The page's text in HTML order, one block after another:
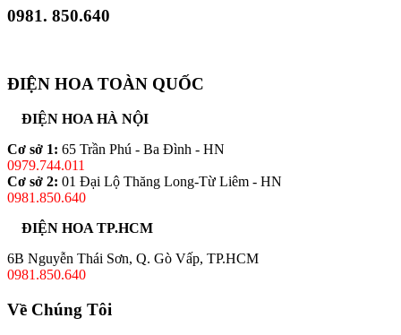
0981. 850.640
ĐIỆN HOA TOÀN QUỐC
ĐIỆN HOA HÀ NỘI
Cơ sở 1: 65 Trần Phú - Ba Đình - HN
0979.744.011
Cơ sở 2: 01 Đại Lộ Thăng Long-Từ Liêm - HN
0981.850.640
ĐIỆN HOA TP.HCM
6B Nguyễn Thái Sơn, Q. Gò Vấp, TP.HCM
0981.850.640
Về Chúng Tôi